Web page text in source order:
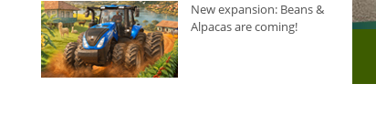
New expansion: Beans &
Alpacas are coming!